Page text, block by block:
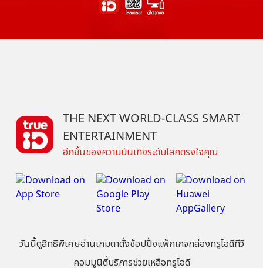
THE NEXT WORLD-CLASS SMART
ENTERTAINMENT
อีกขั้นของความบันเทิงระดับโลกตรงใจคุณ
วันนี้ดูสิทธิพิเศษอ่านเกมตาตั้งช้อปปิ้งแพ็กเกจกล่องทรูไอดีทีวี
คอมมูนิตี้บริการช่วยเหลือทรูไอดี